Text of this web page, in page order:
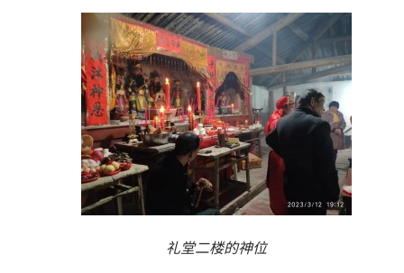
礼堂二楼的神位